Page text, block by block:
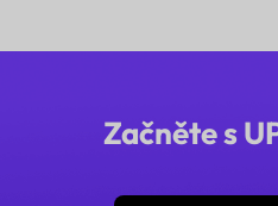
Začněte s